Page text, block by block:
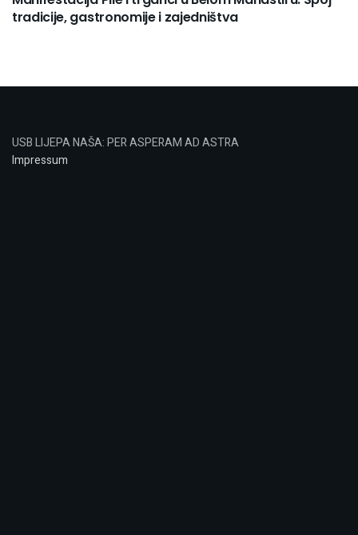
tradicije, gastronomije i zajedništva
USB LIJEPA NAŠA: PER ASPERAM AD ASTRA
Impressum